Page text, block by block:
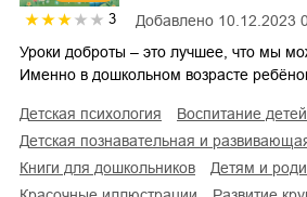
3 Добавлено 10.12.2023
Уроки доброты – это лучшее, что мы
Именно в дошкольном возрасте
детская психология
воспитание детей
детская познавательная и
книги для дошкольников
детям и